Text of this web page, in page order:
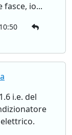
fasce, io...
i.e. del